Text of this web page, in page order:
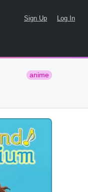
Sign Up Log In
anime